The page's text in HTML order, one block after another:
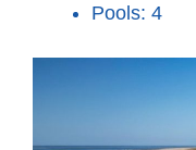
Pools: 4